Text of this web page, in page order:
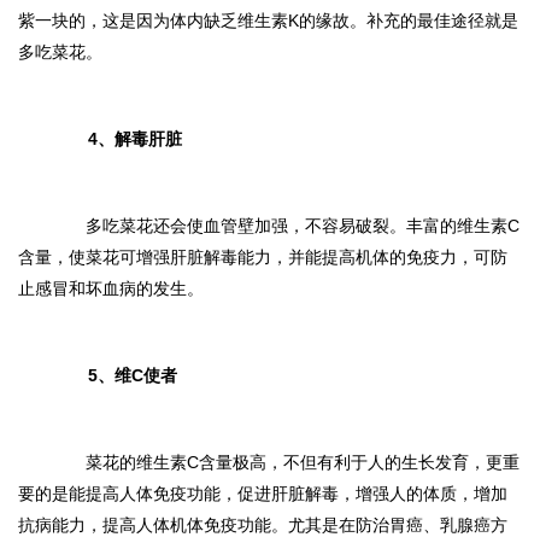
紫一块的，这是因为体内缺乏维生素K的缘故。补充的最佳途径就是
多吃菜花。
4、解毒肝脏
多吃菜花还会使血管壁加强，不容易破裂。丰富的维生素C
含量，使菜花可增强肝脏解毒能力，并能提高机体的免疫力，可防
止感冒和坏血病的发生。
5、维C使者
菜花的维生素C含量极高，不但有利于人的生长发育，更重
要的是能提高人体免疫功能，促进肝脏解毒，增强人的体质，增加
抗病能力，提高人体机体免疫功能。尤其是在防治胃癌、乳腺癌方